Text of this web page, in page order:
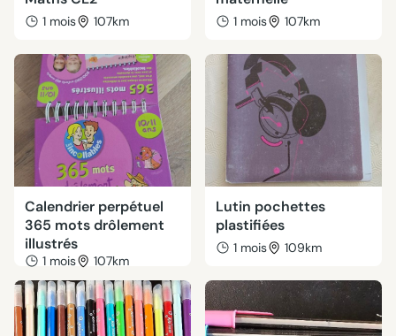
1 mois 107km 1 mois 107km
Calendrier perpétuel
365 mots drôlement
illustrés
1 mois 107km
Lutin pochettes
plastifiées
1 mois 109km